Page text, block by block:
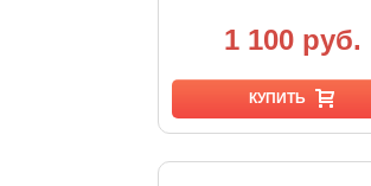
1 100 руб.
КУПИТЬ